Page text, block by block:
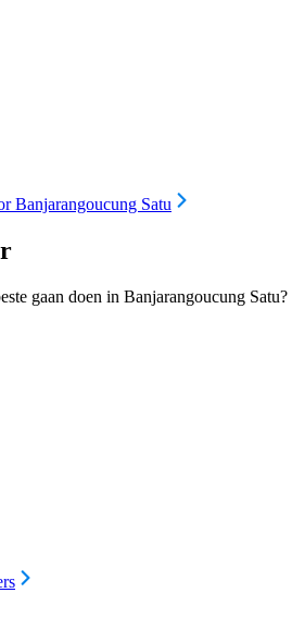
Banjarangoucung Satu
gaan doen in Banjarangoucung Satu?